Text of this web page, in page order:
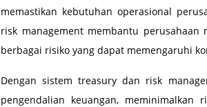
memastikan kebutuhan operasional
risk management membantu perusahaan
berbagai risiko yang dapat memengaruhi
Dengan sistem treasury dan risk
pengendalian keuangan, meminimalkan